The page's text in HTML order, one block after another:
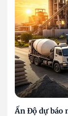
Ấn Độ dự báo